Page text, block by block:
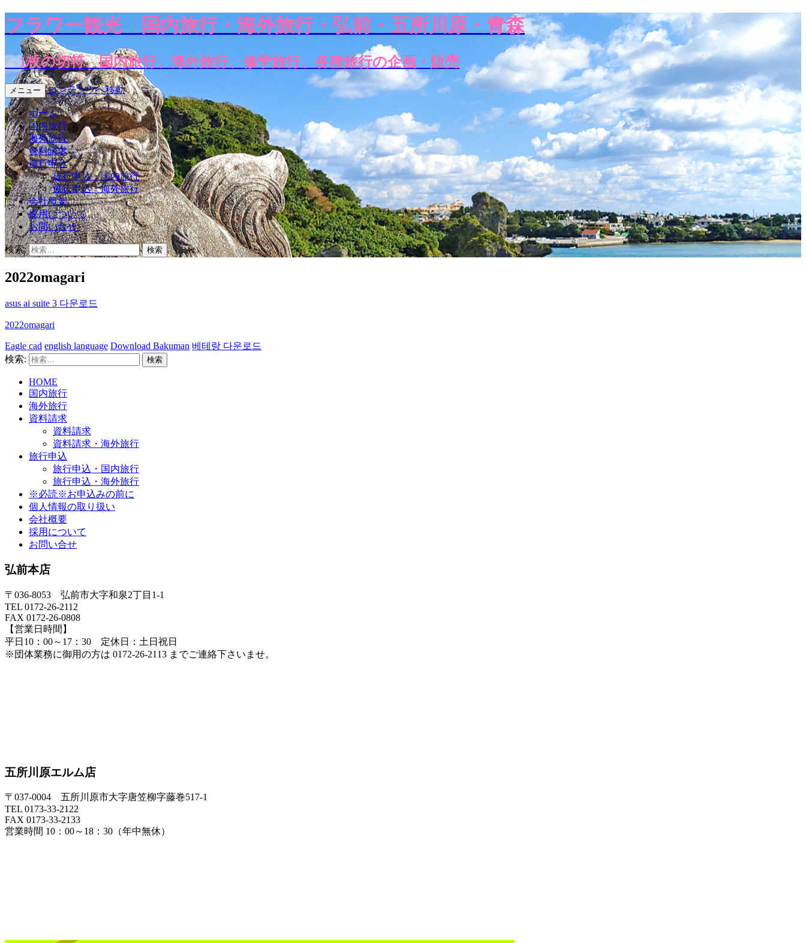
フラワー観光 国内旅行・海外旅行・弘前・五所川原・青森
1枚の切符、国内旅行、海外旅行、修学旅行、各種旅行の企画・販売
メニュー コンテンツへ移動
ホーム
国内旅行
海外旅行
資料請求
旅行申込
旅行申込・国内旅行
旅行申込・海外旅行
会社概要
採用について
お問い合せ
検索:
2022omagari
asus ai suite 3 다운로드
2022omagari
Eagle cad english language Download Bakuman 베테랑 다운로드
検索:
HOME
国内旅行
海外旅行
資料請求
資料請求
資料請求・海外旅行
旅行申込
旅行申込・国内旅行
旅行申込・海外旅行
※必読※お申込みの前に
個人情報の取り扱い
会社概要
採用について
お問い合せ
弘前本店
〒036-8053 弘前市大字和泉2丁目1-1
TEL 0172-26-2112
FAX 0172-26-0808
【営業日時間】
平日10：00～17：30 定休日：土日祝日
※団体業務に御用の方は 0172-26-2113 までご連絡下さいませ。
五所川原エルム店
〒037-0004 五所川原市大字唐笠柳字藤巻517-1
TEL 0173-33-2122
FAX 0173-33-2133
営業時間 10：00～18：30（年中無休）